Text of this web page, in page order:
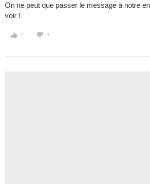
On ne peut que passer le message à notre
voir !
7 1